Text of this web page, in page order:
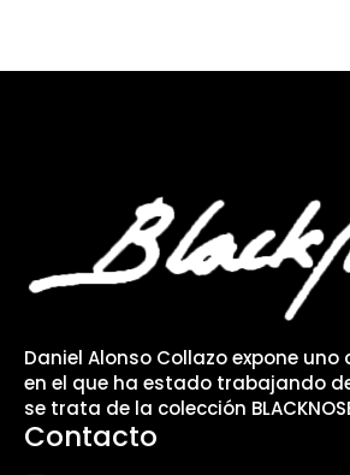
Daniel Alonso Collazo expone
en el que ha estado trabajando
se trata de la colección
Contacto